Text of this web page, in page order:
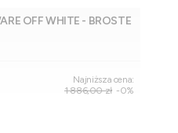
OFF WHITE - BROSTE
Najniższa cena:
1 886,00 zł -0%